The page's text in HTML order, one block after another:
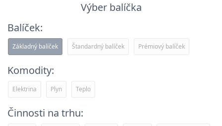
Výber balíčka
Balíček:
Základný balíček Štandardný balíček Prémiový balíček
Komodity:
Elektrina Plyn Teplo
Činnosti na trhu: